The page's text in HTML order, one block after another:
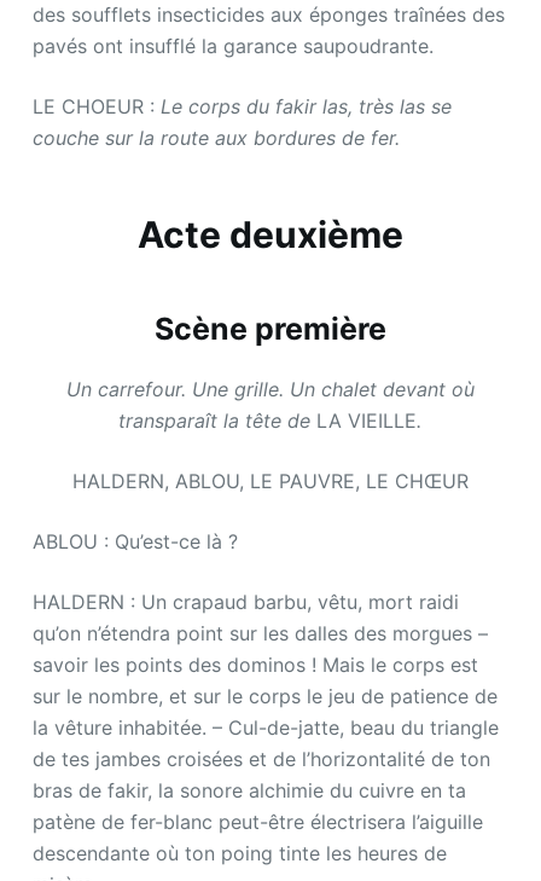
des soufflets insecticides aux éponges traînées des
pavés ont insufflé la garance saupoudrante.
LE CHOEUR : Le corps du fakir las, très las se
couche sur la route aux bordures de fer.
Acte deuxième
Scène première
Un carrefour. Une grille. Un chalet devant où
transparaît la tête de LA VIEILLE.
HALDERN, ABLOU, LE PAUVRE, LE CHŒUR
ABLOU : Qu’est-ce là ?
HALDERN : Un crapaud barbu, vêtu, mort raidi
qu’on n’étendra point sur les dalles des morgues –
savoir les points des dominos ! Mais le corps est
sur le nombre, et sur le corps le jeu de patience de
la vêture inhabitée. – Cul-de-jatte, beau du triangle
de tes jambes croisées et de l’horizontalité de ton
bras de fakir, la sonore alchimie du cuivre en ta
patène de fer-blanc peut-être électrisera l’aiguille
descendante où ton poing tinte les heures de